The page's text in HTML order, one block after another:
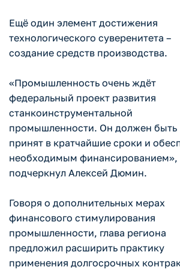
Ещё один элемент достижения
технологического суверенитета –
создание средств производства.
«Промышленность очень ждёт
федеральный проект развития
станкоинструментальной
промышленности. Он должен быть
принят в кратчайшие сроки и
необходимым финансированием»,
подчеркнул Алексей Дюмин.
Говоря о дополнительных мерах
финансового стимулирования
промышленности, глава региона
предложил расширить практику
применения долгосрочных